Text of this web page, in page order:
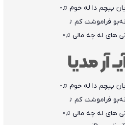
پیچم دا له خوم ♫◦
فراموشت کم ♪
های له چه مالی ♫◦
پیچم دا له خوم ♫◦
فراموشت کم ♪
های له چه مالی ♫◦